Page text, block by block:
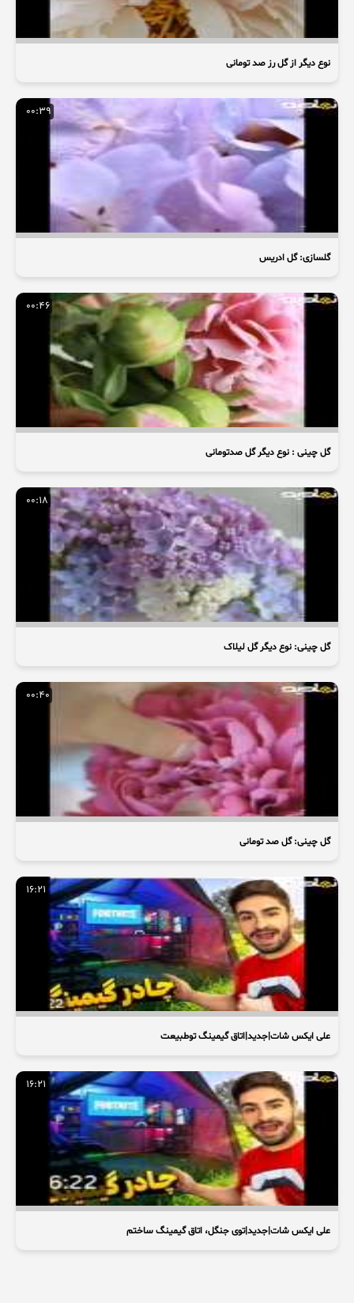
نوع دیگر از گل رز صد تومانی
00:39
گلسازی: گل ادریس
00:46
گل چینی : نوع دیگر گل صدتومانی
00:18
گل چینی: نوع دیگر گل لیلاک
00:40
گل چینی: گل صد تومانی
16:21
علی ایکس شات|جدید|اتاق گیمینگ توطبیعت
16:21
علی ایکس شات|جدید|توی جنگل، اتاق گیمینگ ساختم